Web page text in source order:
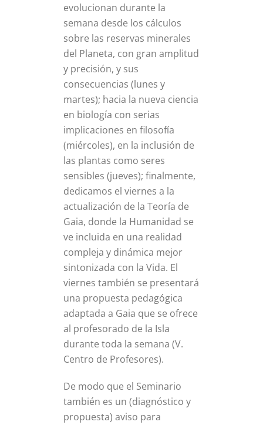
evolucionan durante la
semana desde los cálculos
sobre las reservas minerales
del Planeta, con gran amplitud
y precisión, y sus
consecuencias (lunes y
martes); hacia la nueva ciencia
en biología con serias
implicaciones en filosofía
(miércoles), en la inclusión de
las plantas como seres
sensibles (jueves); finalmente,
dedicamos el viernes a la
actualización de la Teoría de
Gaia, donde la Humanidad se
ve incluida en una realidad
compleja y dinámica mejor
sintonizada con la Vida. El
viernes también se presentará
una propuesta pedagógica
adaptada a Gaia que se ofrece
al profesorado de la Isla
durante toda la semana (V.
Centro de Profesores).
De modo que el Seminario
también es un (diagnóstico y
propuesta) aviso para